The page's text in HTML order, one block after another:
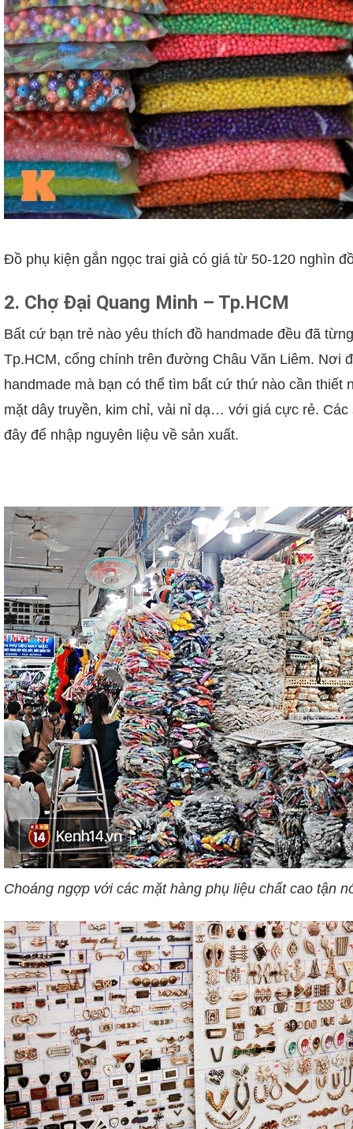
Đồ phụ kiện gắn ngọc trai giả có giá từ 50-120 nghìn
2. Chợ Đại Quang Minh – Tp.HCM
Bất cứ bạn trẻ nào yêu thích đồ handmade đều đã
Tp.HCM, cổng chính trên đường Châu Văn Liêm. Nơi
handmade mà bạn có thể tìm bất cứ thứ nào cần
mặt dây truyền, kim chỉ, vải nỉ dạ… với giá cực rẻ.
đây để nhập nguyên liệu về sản xuất.
Choáng ngợp với các mặt hàng phụ liệu chất cao tận